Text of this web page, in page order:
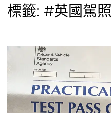
標籤: #英國駕照